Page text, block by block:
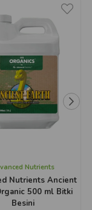
Nutrients
Nutrients Ancient
500 ml Bitki
Besini